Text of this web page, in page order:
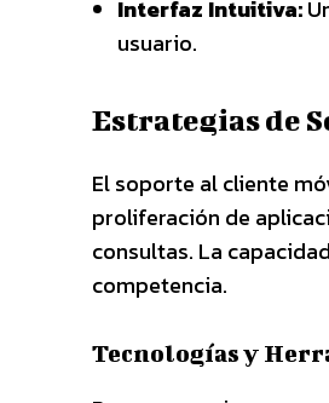
Interfaz Intuitiva:
usuario.
Estrategias de
El soporte al cliente
proliferación de
consultas. La
competencia.
Tecnologías y